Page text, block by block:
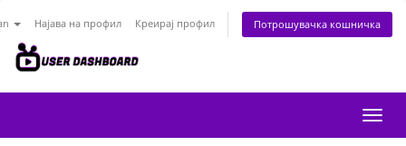
Најава на профил Креирај профил Потрошувачка кошничка
ја